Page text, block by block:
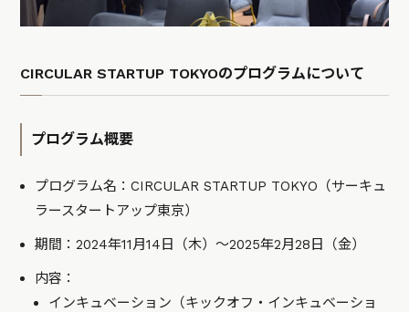
CIRCULAR STARTUP TOKYOのプログラムについて
プログラム概要
プログラム名：CIRCULAR STARTUP TOKYO（サーキュ
ラースタートアップ東京）
期間：2024年11月14日（木）～2025年2月28日（金）
内容：
インキュベーション（キックオフ・インキュベーショ